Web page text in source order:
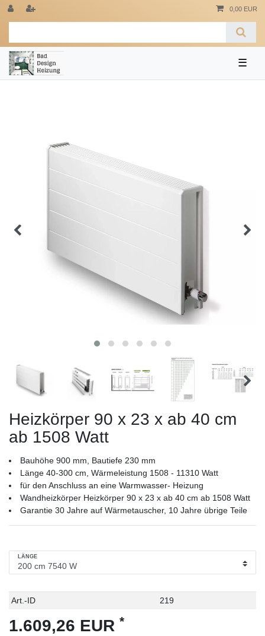
0,00 EUR
☰
Heizkörper 90 x 23 x ab 40 cm
ab 1508 Watt
Bauhöhe 900 mm, Bautiefe 230 mm
Länge 40-300 cm, Wärmeleistung 1508 - 11310 Watt
für den Anschluss an eine Warmwasser- Heizung
Wandheizkörper Heizkörper 90 x 23 x ab 40 cm ab 1508 Watt
Garantie 30 Jahre auf Wärmetauscher, 10 Jahre übrige Teile
LÄNGE
Technisches
Wert
Art.-ID 219
1.609,26 EUR *